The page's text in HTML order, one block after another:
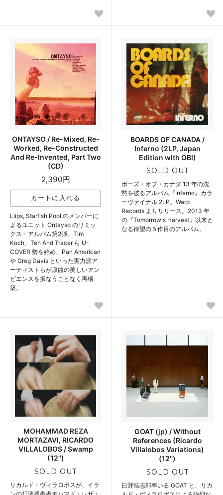
ONTAYSO / Re-Mixed, Re-
Worked, Re-Constructed
And Re-Invented, Part Two
(CD)
2,390円
Llips, Starfish Pool のメンバーに
よるユニット Ontayso のリミッ
クス・アルバム第2弾。Tim
Koch、Ten And Tracer ら U-
COVER 勢を始め、Pan American
や Greg Davis といった実力派ア
ーティストらが原曲の美しいアン
ビエンスを損なうことなく再構
築。
BOARDS OF CANADA /
Inferno (2LP, Japan
Edition with OBI)
SOLD OUT
ボーズ・オブ・カナダ 13 年の沈
黙を破るアルバム『Inferno』カラ
ーヴァイナル 2LP。Warp
Records よりリリース。2013 年
の『Tomorrow's Harvest』以来と
なる待望の５作目のアルバム。
MOHAMMAD REZA
MORTAZAVI, RICARDO
VILLALOBOS / Swamp
(12'')
SOLD OUT
リカルド・ヴィラロボスが、イラ
GOAT (jp) / Without
References (Ricardo
Villalobos Variations)
(12'')
SOLD OUT
日野浩志郎率いる GOAT と、リカ